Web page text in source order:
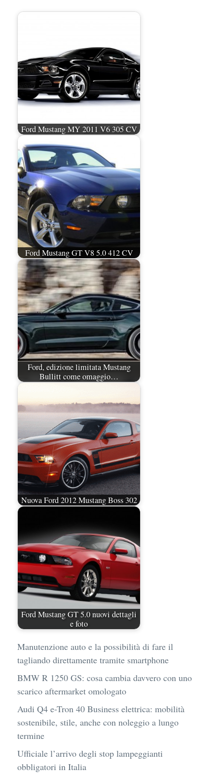
Ford Mustang MY 2011 V6 305 CV
Ford Mustang GT V8 5.0 412 CV
Ford, edizione limitata Mustang
Bullitt come omaggio…
Nuova Ford 2012 Mustang Boss 302
Ford Mustang GT 5.0 nuovi dettagli
e foto
Manutenzione auto e la possibilità di fare il
tagliando direttamente tramite smartphone
BMW R 1250 GS: cosa cambia davvero con uno
scarico aftermarket omologato
Audi Q4 e-Tron 40 Business elettrica: mobilità
sostenibile, stile, anche con noleggio a lungo
termine
Ufficiale l’arrivo degli stop lampeggianti
obbligatori in Italia